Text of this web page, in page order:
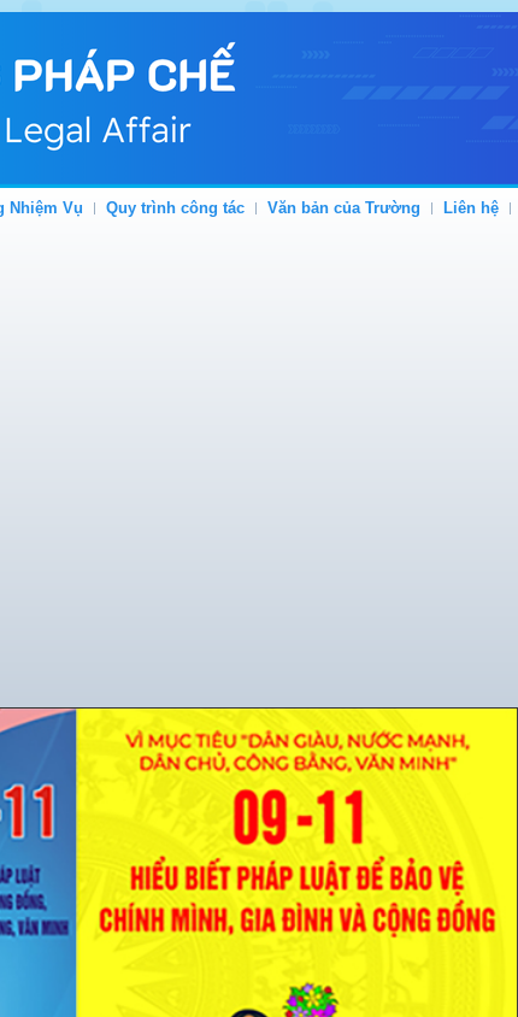
Nhiệm Vụ Quy trình công tác Văn bản của Trường Liên hệ